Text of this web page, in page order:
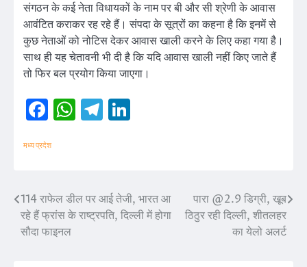
संगठन के कई नेता विधायकों के नाम पर बी और सी श्रेणी के आवास
आवंटित कराकर रह रहे हैं। संपदा के सूत्रों का कहना है कि इनमें से
कुछ नेताओं को नोटिस देकर आवास खाली करने के लिए कहा गया है।
साथ ही यह चेतावनी भी दी है कि यदि आवास खाली नहीं किए जाते हैं
तो फिर बल प्रयोग किया जाएगा।
Facebook
WhatsApp
Telegram
मध्य प्रदेश
Post
navigation
114 राफेल डील पर आई तेजी, भारत आ
रहे हैं फ्रांस के राष्ट्रपति, दिल्ली में होगा
सौदा फाइनल
पारा @2.9 डिग्री, खूब
ठिठुर रही दिल्ली, शीतलहर
का येलो अलर्ट